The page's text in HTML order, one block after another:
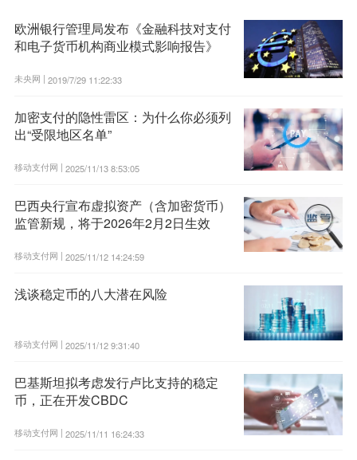
欧洲银行管理局发布《金融科技对支付
和电子货币机构商业模式影响报告》
未央网 | 2019/7/29 11:22:33
加密支付的隐性雷区：为什么你必须列
出“受限地区名单”
移动支付网 | 2025/11/13 8:53:05
巴西央行宣布虚拟资产（含加密货币）
监管新规，将于2026年2月2日生效
移动支付网 | 2025/11/12 14:24:59
浅谈稳定币的八大潜在风险
移动支付网 | 2025/11/12 9:31:40
巴基斯坦拟考虑发行卢比支持的稳定
币，正在开发CBDC
移动支付网 | 2025/11/11 16:24:33